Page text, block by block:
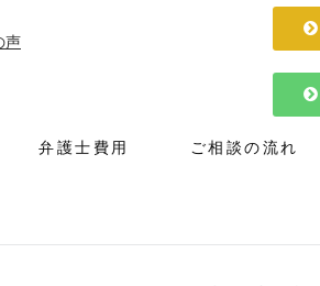
声
弁護士費用 ご相談の流れ